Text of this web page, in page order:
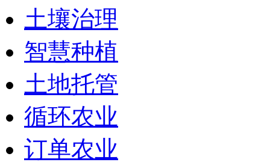
土壤治理
智慧种植
土地托管
循环农业
订单农业